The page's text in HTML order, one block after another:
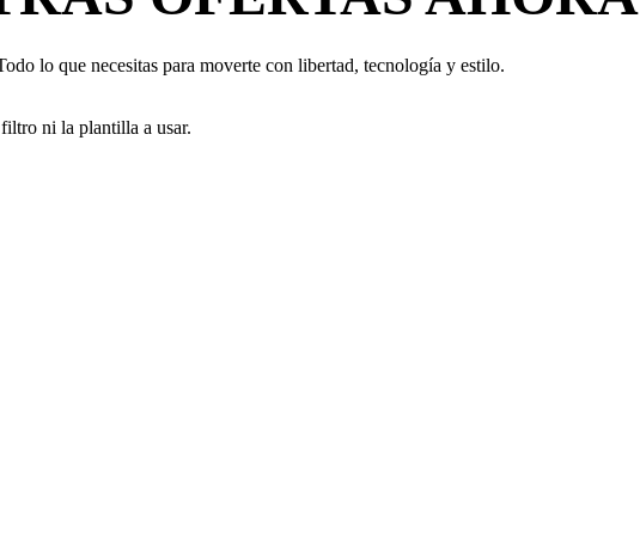
lo que necesitas para moverte con libertad, tecnología y estilo.
ni la plantilla a usar.